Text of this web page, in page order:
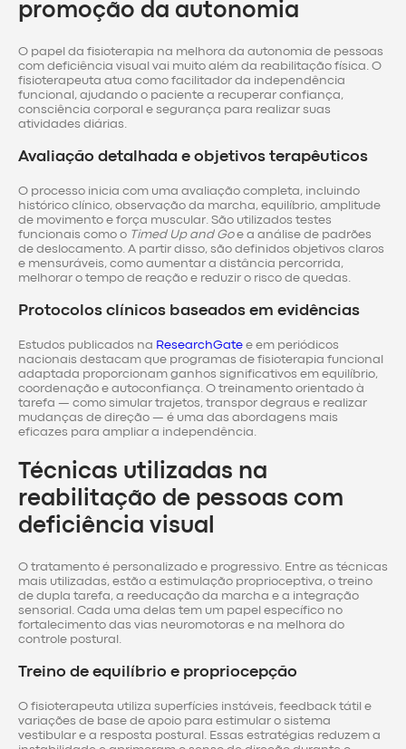
promoção da autonomia
O papel da fisioterapia na melhora da autonomia de pessoas
com deficiência visual vai muito além da reabilitação física. O
fisioterapeuta atua como facilitador da independência
funcional, ajudando o paciente a recuperar confiança,
consciência corporal e segurança para realizar suas
atividades diárias.
Avaliação detalhada e objetivos terapêuticos
O processo inicia com uma avaliação completa, incluindo
histórico clínico, observação da marcha, equilíbrio, amplitude
de movimento e força muscular. São utilizados testes
funcionais como o Timed Up and Goe a análise de padrões
de deslocamento. A partir disso, são definidos objetivos claros
e mensuráveis, como aumentar a distância percorrida,
melhorar o tempo de reação e reduzir o risco de quedas.
Protocolos clínicos baseados em evidências
Estudos publicados na ResearchGate e em periódicos
nacionais destacam que programas de fisioterapia funcional
adaptada proporcionam ganhos significativos em equilíbrio,
coordenação e autoconfiança. O treinamento orientado à
tarefa — como simular trajetos, transpor degraus e realizar
mudanças de direção — é uma das abordagens mais
eficazes para ampliar a independência.
Técnicas utilizadas na
reabilitação de pessoas com
deficiência visual
O tratamento é personalizado e progressivo. Entre as técnicas
mais utilizadas, estão a estimulação proprioceptiva, o treino
de dupla tarefa, a reeducação da marcha e a integração
sensorial. Cada uma delas tem um papel específico no
fortalecimento das vias neuromotoras e na melhora do
controle postural.
Treino de equilíbrio e propriocepção
O fisioterapeuta utiliza superfícies instáveis, feedback tátil e
variações de base de apoio para estimular o sistema
vestibular e a resposta postural. Essas estratégias reduzem a